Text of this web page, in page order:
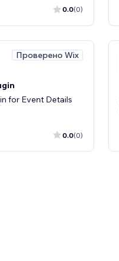
0.0(0)
Проверено Wix
for Event Details
0.0(0)